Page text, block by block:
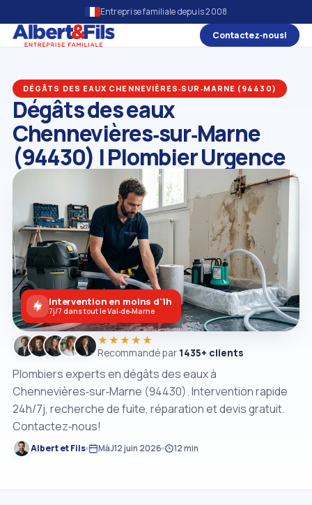
Entreprise familiale depuis 2008
Contactez‑nous!
DÉGÂTS DES EAUX CHENNEVIÈRES‑SUR‑MARNE (94430)
Dégâts des eaux
Chennevières‑sur‑Marne
(94430) | Plombier Urgence
Plombiers experts en dégâts des eaux à
Chennevières‑sur‑Marne (94430). Intervention rapide
24h/7j, recherche de fuite, réparation et devis gratuit.
Contactez‑nous!
Albert et Fils MàJ12 juin 2026 12 min
★★★★★
Recommandé par 1435+ clients
Intervention en moins d'1h
7j/7 dans tout le Val‑de‑Marne